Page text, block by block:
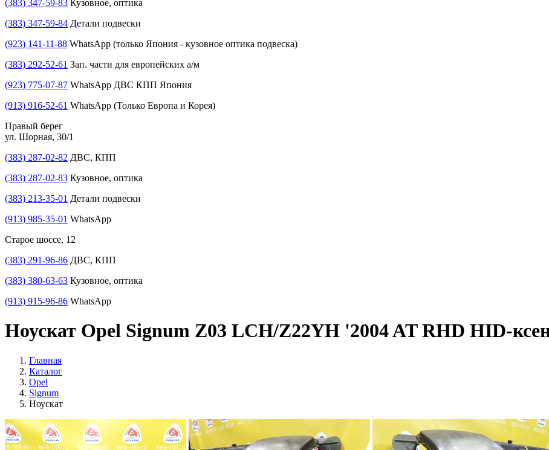
(383) 347-59-83 Кузовное, оптика
(383) 347-59-84 Детали подвески
(923) 141-11-88 WhatsApp (только Япония - кузовное оптика подвеска)
(383) 292-52-61 Зап. части для европейских а/м
(923) 775-07-87 WhatsApp ДВС КПП Япония
(913) 916-52-61 WhatsApp (Только Европа и Корея)
Правый берег
ул. Шорная, 30/1
(383) 287-02-82 ДВС, КПП
(383) 287-02-83 Кузовное, оптика
(383) 213-35-01 Детали подвески
(913) 985-35-01 WhatsApp
Старое шоссе, 12
(383) 291-96-86 ДВС, КПП
(383) 380-63-63 Кузовное, оптика
(913) 915-96-86 WhatsApp
Ноускат Opel Signum Z03 LCH/Z22YH '2004 AT RHD HID-
Главная
Каталог
Opel
Signum
Ноускат